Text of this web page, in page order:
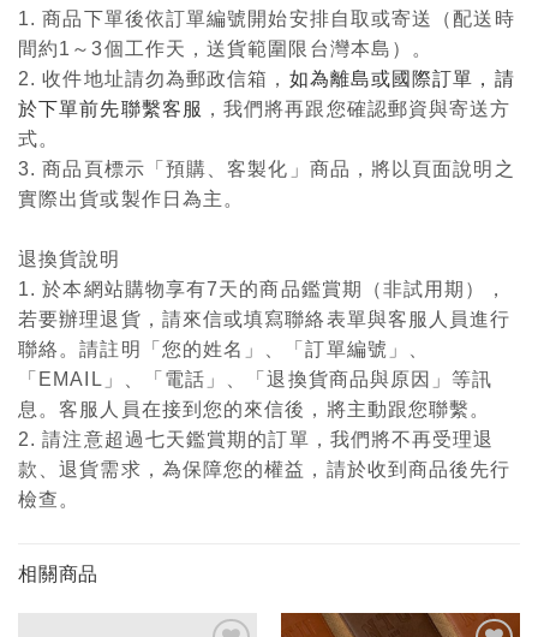
1. 商品下單後依訂單編號開始安排自取或寄送（配送時
間約1～3個工作天，送貨範圍限台灣本島）。
2. 收件地址請勿為郵政信箱， 如為離島或國際訂單，請
於下單前先聯繫客服 ，我們將再跟您確認郵資與寄送方
式。
3. 商品頁標示「預購、客製化」商品，將以頁面說明之
實際出貨或製作日為主。
退換貨說明
1. 於本網站購物享有7天的商品鑑賞期（非試用期），
若要辦理退貨，請來信或填寫聯絡表單與客服人員進行
聯絡。請註明「您的姓名」、「訂單編號」、
「EMAIL」、「電話」、「退換貨商品與原因」等訊
息。客服人員在接到您的來信後，將主動跟您聯繫。
2. 請注意超過七天鑑賞期的訂單，我們將不再受理退
款、退貨需求，為保障您的權益，請於收到商品後先行
檢查。
相關商品